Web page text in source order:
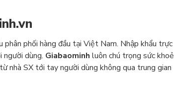
phân phối hàng đầu tại Việt Nam. Nhập khẩu trực
dùng. Giabaominh luôn chú trọng sức khoẻ
nhà SX tới tay người dùng không qua trung gian